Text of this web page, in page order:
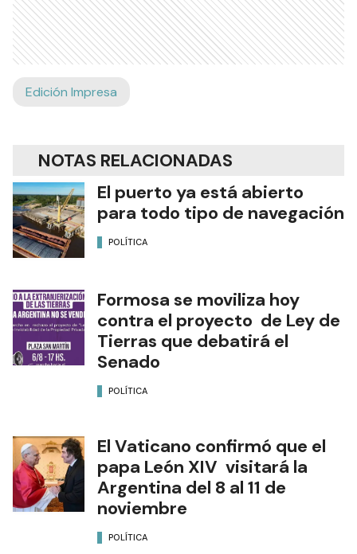
Edición Impresa
NOTAS RELACIONADAS
El puerto ya está abierto
para todo tipo de navegación
POLÍTICA
Formosa se moviliza hoy
contra el proyecto de Ley de
Tierras que debatirá el
Senado
POLÍTICA
El Vaticano confirmó que el
papa León XIV visitará la
Argentina del 8 al 11 de
noviembre
POLÍTICA